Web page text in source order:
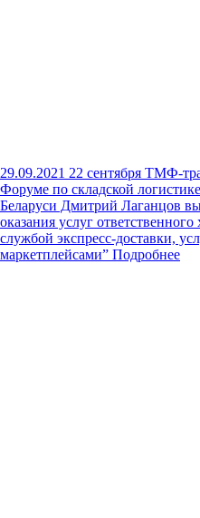
29.09.2021 22 сентября ТМФ-
Форуме по складской
Беларуси Дмитрий Лаганцов
оказания услуг
службой экспресс-доставки,
маркетплейсами” Подробнее